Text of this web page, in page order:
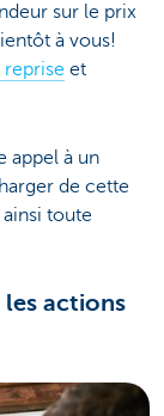
sur le prix
à vous!
et
appel à un
de cette
toute
actions